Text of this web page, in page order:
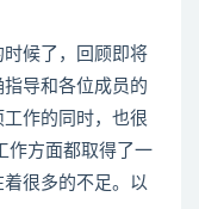
候了，回顾即将
导和各位成员的
作的同时，也很
作方面都取得了一
很多的不足。以